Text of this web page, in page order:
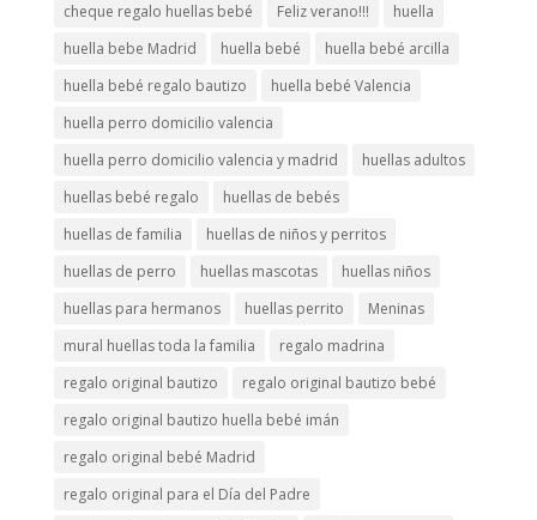
cheque regalo huellas bebé
Feliz verano!!!
huella
huella bebe Madrid
huella bebé
huella bebé arcilla
huella bebé regalo bautizo
huella bebé Valencia
huella perro domicilio valencia
huella perro domicilio valencia y madrid
huellas adultos
huellas bebé regalo
huellas de bebés
huellas de familia
huellas de niños y perritos
huellas de perro
huellas mascotas
huellas niños
huellas para hermanos
huellas perrito
Meninas
mural huellas toda la familia
regalo madrina
regalo original bautizo
regalo original bautizo bebé
regalo original bautizo huella bebé imán
regalo original bebé Madrid
regalo original para el Día del Padre